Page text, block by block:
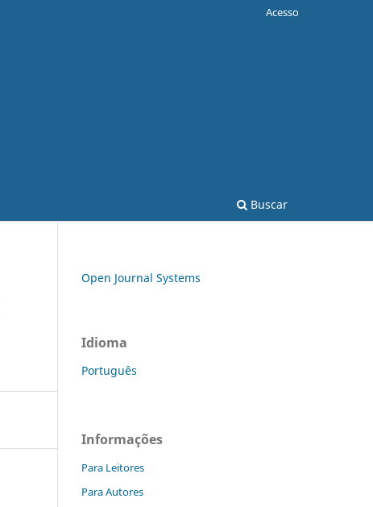
Buscar
Acesso
Open Journal Systems
Idioma
Português
Informações
Para Leitores
Para Autores